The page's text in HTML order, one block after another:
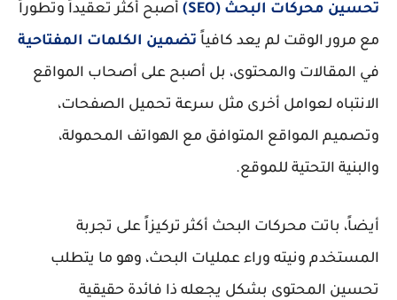
تحسين محركات البحث (SEO)
أصبح أكثر تعقيداً وتطوراً
مع مرور الوقت لم يعد كافياً تضمين الكلمات المفتاحية
في المقالات والمحتوى، بل أصبح على أصحاب المواقع
الانتباه لعوامل أخرى مثل سرعة تحميل الصفحات،
وتصميم المواقع المتوافق مع الهواتف المحمولة،
والبنية التحتية للموقع.
أيضاً، باتت محركات البحث أكثر تركيزاً على تجربة
المستخدم ونيته وراء عمليات البحث، وهو ما يتطلب
تحسين المحتوى بشكل يجعله ذا فائدة حقيقية